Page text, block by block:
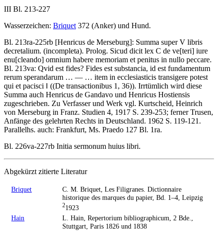
III Bl. 213-227
Wasserzeichen: Briquet 372 (Anker) und Hund.
Bl. 213ra-225rb [Henricus de Merseburg]: Summa super V libris
decretalium. (incompleta). Prolog. Sicud dicit lex C de ve[teri] iure
enu[cleando] omnium habere memoriam et penitus in nullo peccare.
Bl. 213va: Qvid est fides? Fides est substancia, id est fundamentum
rerum sperandarum … — … item in ecclesiasticis transigere potest
qui et pacisci ‖ ((De transactionibus 1, 36)). Irrtümlich wird diese
Summa auch Henricus de Gandavo und Henricus Hostiensis
zugeschrieben. Zu Verfasser und Werk vgl. Kurtscheid, Heinrich
von Merseburg in Franz. Studien 4, 1917 S. 239-253; fernerTrusen,
Anfänge des gelehrten Rechts in Deutschland. 1962 S. 119-121.
Parallelhs. auch: Frankfurt, Ms. Praedo 127 Bl. 1ra.
Bl. 226va-227rb Initia sermonum huius libri.
Abgekürzt zitierte Literatur
Briquet
C. M. Briquet, Les Filigranes. Dictionnaire
historique des marques du papier, Bd. 1–4, Leipzig
21923
Hain
L. Hain, Repertorium bibliographicum, 2 Bde.,
Stuttgart, Paris 1826 und 1838